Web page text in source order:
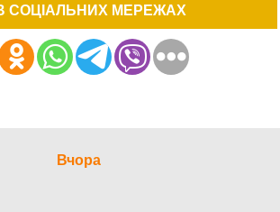
СОЦІАЛЬНИХ МЕРЕЖАХ
Вчора